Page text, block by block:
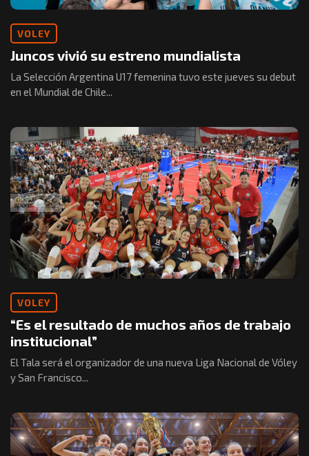
VOLEY
Juncos vivió su estreno mundialista
La Selección Argentina U17 femenina tuvo este jueves su debut
en el Mundial de Chile...
VOLEY
“Es el resultado de muchos años de trabajo
institucional”
El Tala será el organizador de una nueva Liga Nacional de Vóley
y San Francisco...